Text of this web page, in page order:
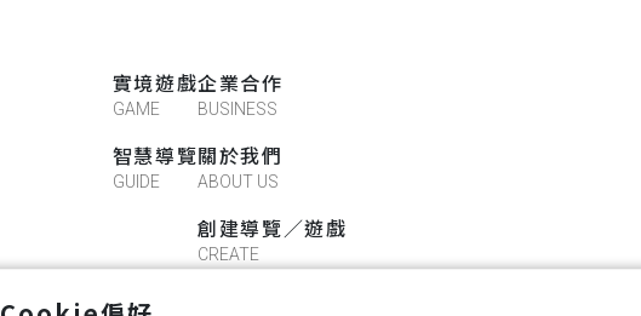
實境遊戲
GAME
智慧導覽
GUIDE
企業合作
BUSINESS
關於我們
ABOUT US
創建導覽／遊戲
CREATE